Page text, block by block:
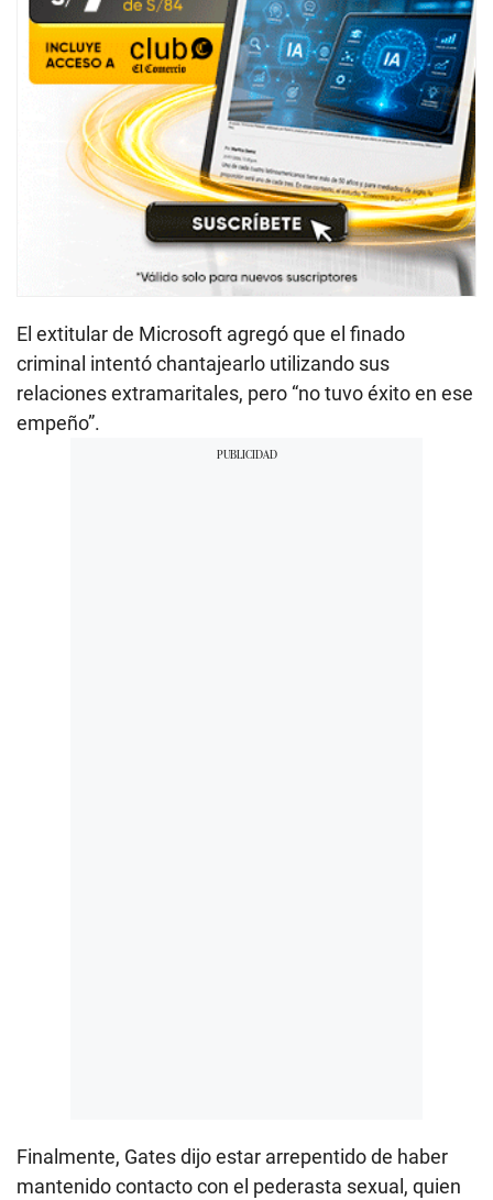
El extitular de Microsoft agregó que el finado
criminal intentó chantajearlo utilizando sus
relaciones extramaritales, pero “no tuvo éxito en ese
empeño”.
Finalmente, Gates dijo estar arrepentido de haber
mantenido contacto con el pederasta sexual, quien